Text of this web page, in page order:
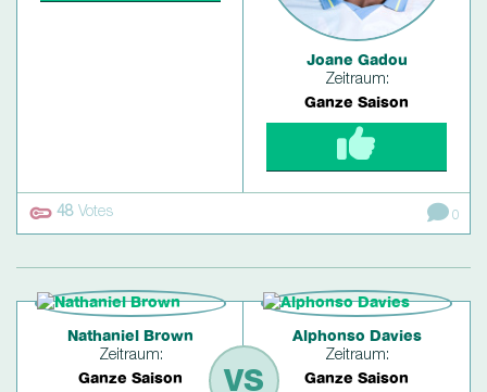
Joane Gadou
Zeitraum:
Ganze Saison
48 Votes 0
Nathaniel Brown
Zeitraum:
Ganze Saison
VS
Alphonso Davies
Zeitraum:
Ganze Saison